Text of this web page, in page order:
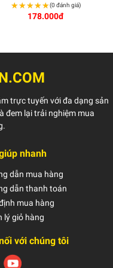
★★★★★
★★★★★(0 đánh giá)
178.000đ
trực tuyến với đa dạng sản
đem lại trải nghiệm mua
nhanh
dẫn mua hàng
dẫn thanh toán
mua hàng
lý giỏ hàng
với chúng tôi